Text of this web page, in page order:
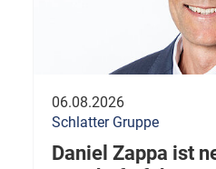
06.08.2026
Schlatter Gruppe
Daniel Zappa ist